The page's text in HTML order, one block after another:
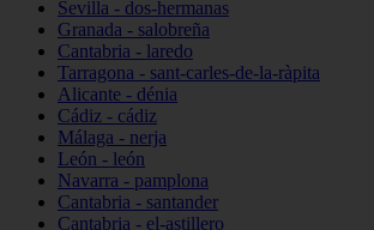
Sevilla - dos-hermanas
Granada - salobreña
Cantabria - laredo
Tarragona - sant-carles-de-la-ràpita
Alicante - dénia
Cádiz - cádiz
Málaga - nerja
León - león
Navarra - pamplona
Cantabria - santander
Cantabria - el-astillero